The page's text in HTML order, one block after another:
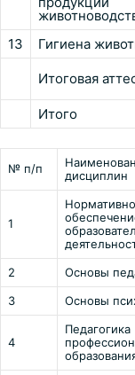
13 Гигиена
Итоговая
Итого
№ п/п
дисциплин
1
2 Основы
3
Основы
4
Педагогика